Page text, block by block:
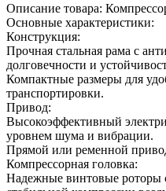
Описание товара:
Основные характеристики:
Конструкция:
Прочная стальная рама с
долговечности и
Компактные размеры для
транспортировки.
Привод:
Высокоэффективный
уровнем шума и вибрации.
Прямой или ременной
Компрессорная головка:
Надежные винтовые роторы